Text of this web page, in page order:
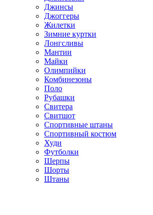
Джинсы
Джоггеры
Жилетки
Зимние куртки
Лонгсливы
Мантии
Майки
Олимпийки
Комбинезоны
Поло
Рубашки
Свитера
Свитшот
Спортивные штаны
Спортивный костюм
Худи
Футболки
Шерпы
Шорты
Штаны